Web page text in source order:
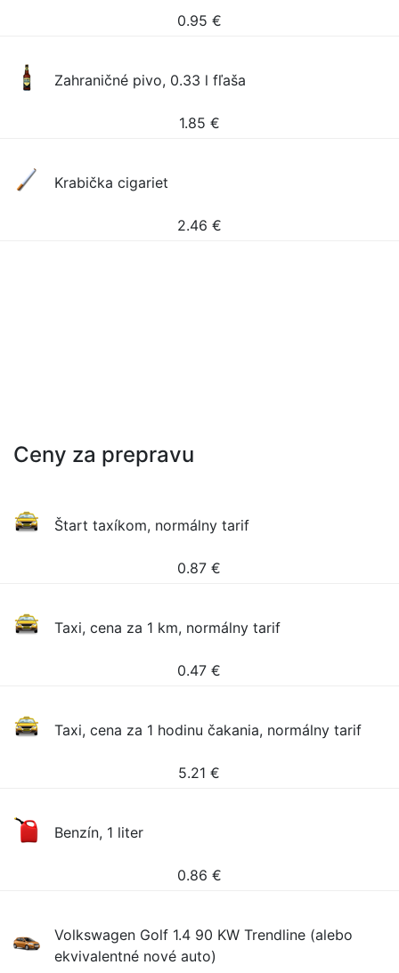
0.95 €
Zahraničné pivo, 0.33 l fľaša
1.85 €
Krabička cigariet
2.46 €
Ceny za prepravu
Štart taxíkom, normálny tarif
0.87 €
Taxi, cena za 1 km, normálny tarif
0.47 €
Taxi, cena za 1 hodinu čakania, normálny tarif
5.21 €
Benzín, 1 liter
0.86 €
Volkswagen Golf 1.4 90 KW Trendline (alebo
ekvivalentné nové auto)